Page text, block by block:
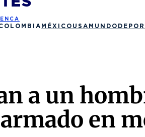
MÉXICO USA MUNDO
a un
en